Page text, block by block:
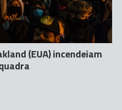
(EUA) incendeiam